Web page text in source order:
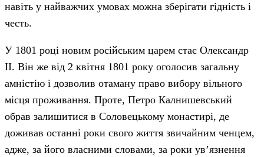
навіть у найважчих умовах можна зберігати гідність і
честь.
У 1801 році новим російським царем стає Олександр
II. Він же від 2 квітня 1801 року оголосив загальну
амністію і дозволив отаману право вибору вільного
місця проживання. Проте, Петро Калнишевський
обрав залишитися в Соловецькому монастирі, де
доживав останні роки свого життя звичайним ченцем,
адже, за його власними словами, за роки ув’язнення